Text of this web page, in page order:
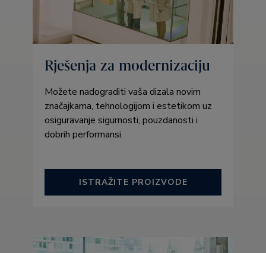
Rješenja za modernizaciju
Možete nadograditi vaša dizala novim
značajkama, tehnologijom i estetikom uz
osiguravanje sigurnosti, pouzdanosti i
dobrih performansi.
ISTRAŽITE PROIZVODE